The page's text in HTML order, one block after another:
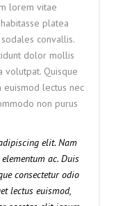
lorem vitae
platea
convallis.
dolor mollis
volutpat. Quisque
euismod lectus nec
non purus
elit. Nam
ac. Duis
consectetur odio
lectus euismod,